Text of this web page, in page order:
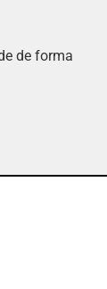
de forma